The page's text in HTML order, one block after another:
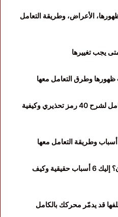
اهم 7 أسباب لظهورها، الأعراض، وطريقة التعامل
يجب تغييرها
ظهورها وطرق التعامل معها
علامات الطبلون تويوتا: الدليل الكامل لشرح 40 رمز تحذيري وكيفية
لمبة البطارية مضاءة على الطبلون؟ إليك 6 أسباب حقيقية وكيف
قد يدمّر محركك بالكامل